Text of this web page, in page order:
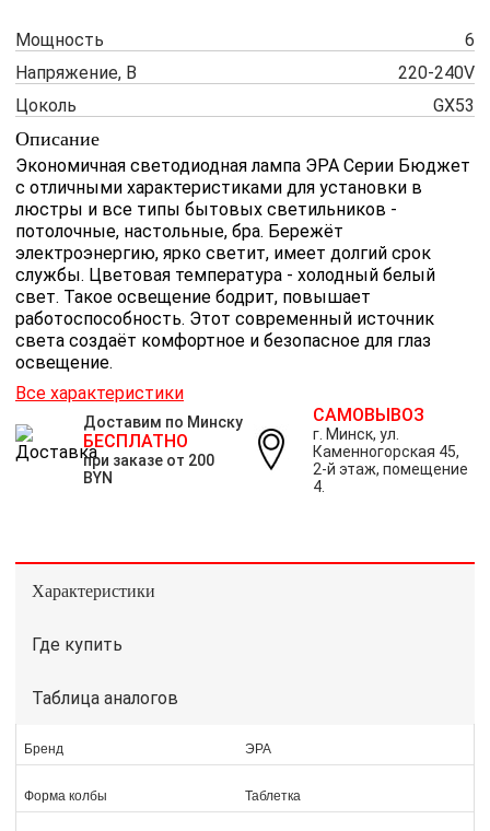
Мощность
6
Напряжение, В
220-240V
Цоколь
GX53
Описание
Экономичная светодиодная лампа ЭРА Серии Бюджет
с отличными характеристиками для установки в
люстры и все типы бытовых светильников -
потолочные, настольные, бра. Бережёт
электроэнергию, ярко светит, имеет долгий срок
службы. Цветовая температура - холодный белый
свет. Такое освещение бодрит, повышает
работоспособность. Этот современный источник
света создаёт комфортное и безопасное для глаз
освещение.
Все характеристики
Доставим по Минску
БЕСПЛАТНО
при заказе от 200
BYN
САМОВЫВОЗ
г. Минск, ул.
Каменногорская 45,
2-й этаж, помещение
4.
Характеристики
Где купить
Таблица аналогов
Бренд ЭРА
Форма колбы Таблетка